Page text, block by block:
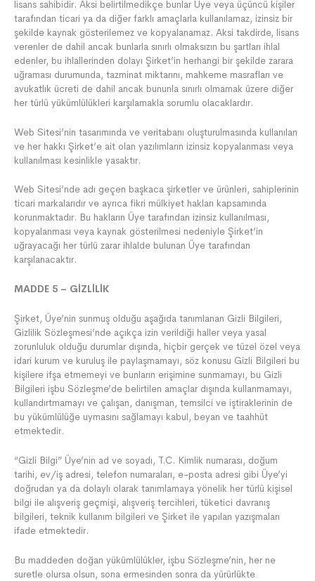
lisans sahibidir. Aksi belirtilmedikçe bunlar Üye veya üçüncü kişiler
tarafından ticari ya da diğer farklı amaçlarla kullanılamaz, izinsiz bir
şekilde kaynak gösterilemez ve kopyalanamaz. Aksi takdirde, lisans
verenler de dahil ancak bunlarla sınırlı olmaksızın bu şartları ihlal
edenler, bu ihlallerinden dolayı Şirket’in herhangi bir şekilde zarara
uğraması durumunda, tazminat miktarını, mahkeme masrafları ve
avukatlık ücreti de dahil ancak bununla sınırlı olmamak üzere diğer
her türlü yükümlülükleri karşılamakla sorumlu olacaklardır.
Web Sitesi’nin tasarımında ve veritabanı oluşturulmasında kullanılan
ve her hakkı Şirket’e ait olan yazılımların izinsiz kopyalanması veya
kullanılması kesinlikle yasaktır.
Web Sitesi’nde adı geçen başkaca şirketler ve ürünleri, sahiplerinin
ticari markalarıdır ve ayrıca fikri mülkiyet hakları kapsamında
korunmaktadır. Bu hakların Üye tarafından izinsiz kullanılması,
kopyalanması veya kaynak gösterilmesi nedeniyle Şirket’in
uğrayacağı her türlü zarar ihlalde bulunan Üye tarafından
karşılanacaktır.
MADDE 5 – GİZLİLİK
Şirket, Üye’nin sunmuş olduğu aşağıda tanımlanan Gizli Bilgileri,
Gizlilik Sözleşmesi’nde açıkça izin verildiği haller veya yasal
zorunluluk olduğu durumlar dışında, hiçbir gerçek ve tüzel özel veya
idari kurum ve kuruluş ile paylaşmamayı, söz konusu Gizli Bilgileri bu
kişilere ifşa etmemeyi ve bunların erişimine sunmamayı, bu Gizli
Bilgileri işbu Sözleşme’de belirtilen amaçlar dışında kullanmamayı,
kullandırtmamayı ve çalışan, danışman, temsilci ve iştiraklerinin de
bu yükümlülüğe uymasını sağlamayı kabul, beyan ve taahhüt
etmektedir.
“Gizli Bilgi” Üye’nin ad ve soyadı, T.C. Kimlik numarası, doğum
tarihi, ev/iş adresi, telefon numaraları, e-posta adresi gibi Üye’yi
doğrudan ya da dolaylı olarak tanımlamaya yönelik her türlü kişisel
bilgi ile alışveriş geçmişi, alışveriş tercihleri, tüketici davranış
bilgileri, teknik kullanım bilgileri ve Şirket ile yapılan yazışmaları
ifade etmektedir.
Bu maddeden doğan yükümlülükler, işbu Sözleşme’nin, her ne
suretle olursa olsun, sona ermesinden sonra da yürürlükte